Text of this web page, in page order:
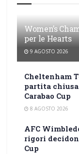
Women’s
per le Hearts
9 AGOSTO 2026
Cheltenham
partita chiusa
Carabao Cup
8 AGOSTO 2026
AFC
rigori
Cup